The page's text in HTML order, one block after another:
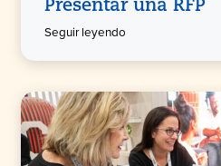
Presentar una RFP
Seguir leyendo